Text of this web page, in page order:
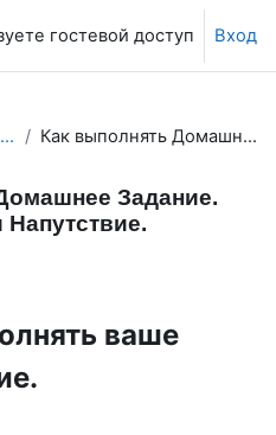
гостевой доступ Вход
Шаг Объявления. Как выполнять Домашнее Задание. Рекомендации и Напутствие.
Задание.
ваше